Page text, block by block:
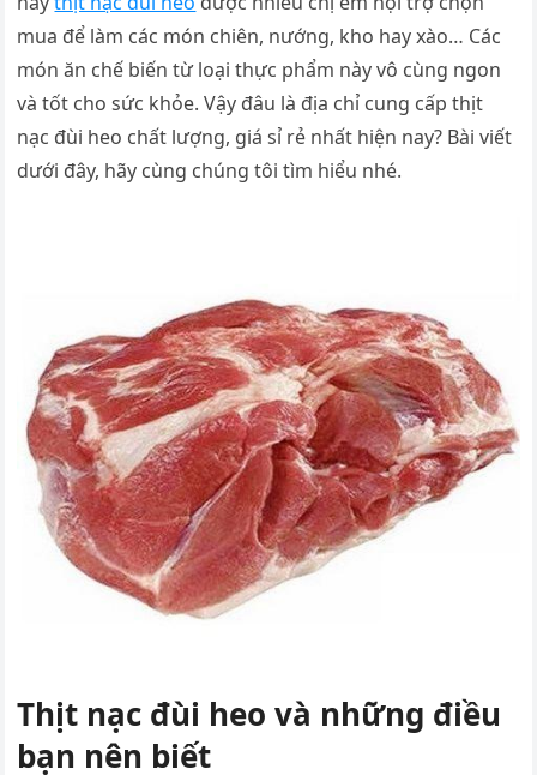
mua để làm các món chiên, nướng, kho hay xào… Các
món ăn chế biến từ loại thực phẩm này vô cùng ngon
và tốt cho sức khỏe. Vậy đâu là địa chỉ cung cấp thịt
nạc đùi heo chất lượng, giá sỉ rẻ nhất hiện nay? Bài viết
dưới đây, hãy cùng chúng tôi tìm hiểu nhé.
Thịt nạc đùi heo và những điều
bạn nên biết